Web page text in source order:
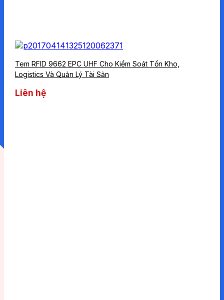
Tem RFID 9662 EPC UHF Cho Kiểm Soát Tồn Kho,
Logistics Và Quản Lý Tài Sản
Liên hệ